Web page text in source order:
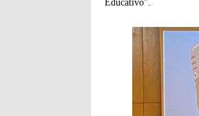
Educativo”.